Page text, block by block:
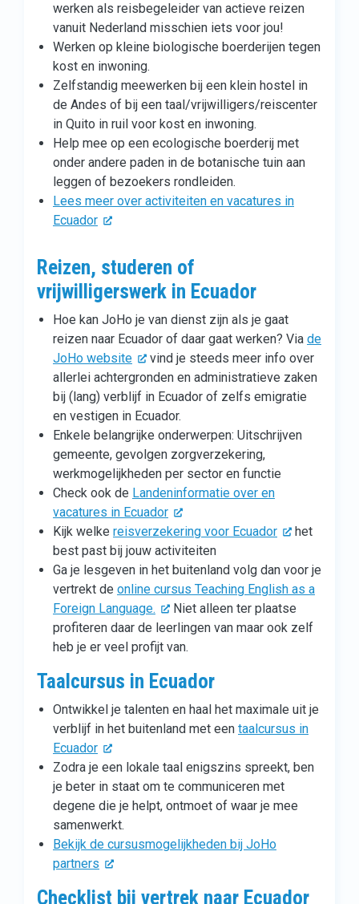
werken als reisbegeleider van actieve reizen
vanuit Nederland misschien iets voor jou!
Werken op kleine biologische boerderijen tegen
kost en inwoning.
Zelfstandig meewerken bij een klein hostel in
de Andes of bij een taal/vrijwilligers/reiscenter
in Quito in ruil voor kost en inwoning.
Help mee op een ecologische boerderij met
onder andere paden in de botanische tuin aan
leggen of bezoekers rondleiden.
Lees meer over activiteiten en vacatures in
Ecuador
Reizen, studeren of
vrijwilligerswerk in Ecuador
Hoe kan JoHo je van dienst zijn als je gaat
reizen naar Ecuador of daar gaat werken? Via de
JoHo website
vind je steeds meer info over
allerlei achtergronden en administratieve zaken
bij (lang) verblijf in Ecuador of zelfs emigratie
en vestigen in Ecuador.
Enkele belangrijke onderwerpen: Uitschrijven
gemeente, gevolgen zorgverzekering,
werkmogelijkheden per sector en functie
Check ook de Landeninformatie over en
vacatures in Ecuador
Kijk welke reisverzekering voor Ecuador
het
best past bij jouw activiteiten
Ga je lesgeven in het buitenland volg dan voor je
vertrekt de online cursus Teaching English as a
Foreign Language.
Niet alleen ter plaatse
profiteren daar de leerlingen van maar ook zelf
heb je er veel profijt van.
Taalcursus in Ecuador
Ontwikkel je talenten en haal het maximale uit je
verblijf in het buitenland met een taalcursus in
Ecuador
Zodra je een lokale taal enigszins spreekt, ben
je beter in staat om te communiceren met
degene die je helpt, ontmoet of waar je mee
samenwerkt.
Bekijk de cursusmogelijkheden bij JoHo
partners
Checklist bij vertrek naar Ecuador